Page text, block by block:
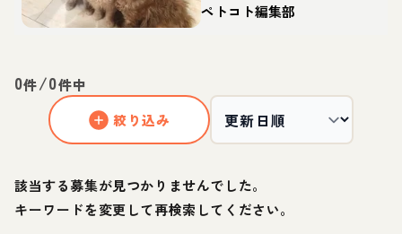
徴・迎え方
ペトコト編集部
0件/0件中
絞り込み
該当する募集が見つかりませんでした。
キーワードを変更して再検索してください。